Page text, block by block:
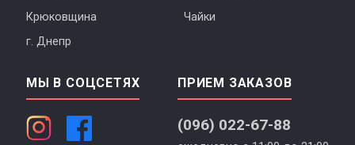
Крюковщина
Чайки
г. Днепр
МЫ В СОЦСЕТЯХ ПРИЕМ ЗАКАЗОВ
(096) 022-67-88